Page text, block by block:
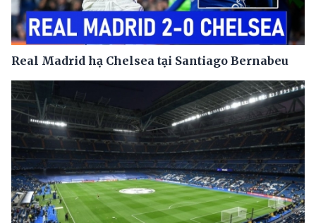
Real Madrid hạ Chelsea tại Santiago Bernabeu